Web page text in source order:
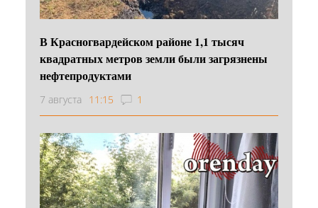
В Красногвардейском районе 1,1 тысяч
квадратных метров земли были загрязнены
нефтепродуктами
7 августа 11:15 1